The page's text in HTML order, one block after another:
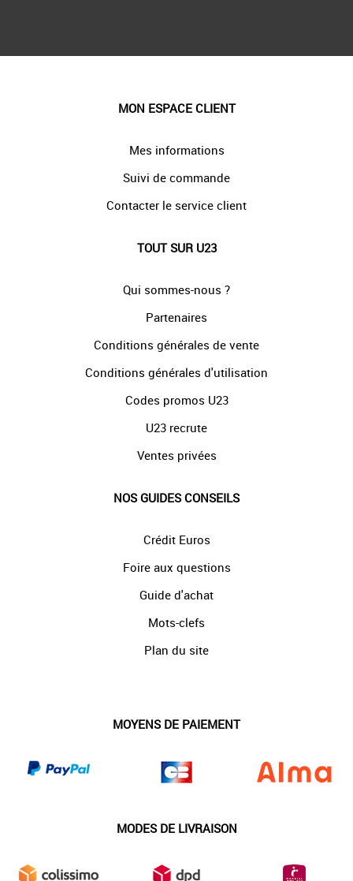
MON ESPACE CLIENT
Mes informations
Suivi de commande
Contacter le service client
TOUT SUR U23
Qui sommes-nous ?
Partenaires
Conditions générales de vente
Conditions générales d'utilisation
Codes promos U23
U23 recrute
Ventes privées
NOS GUIDES CONSEILS
Crédit Euros
Foire aux questions
Guide d'achat
Mots-clefs
Plan du site
MOYENS DE PAIEMENT
MODES DE LIVRAISON